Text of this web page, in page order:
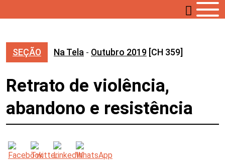
SEÇÃO Na Tela - Outubro 2019 [CH 359]
Retrato de violência,
abandono e resistência